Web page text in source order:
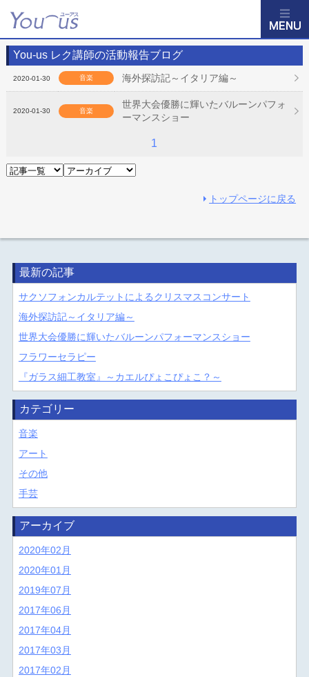
You-us レク講師の活動報告ブログ
2020-01-30 音楽 海外探訪記～イタリア編～
2020-01-30 音楽
世界大会優勝に輝いたバルーンパフォ
ーマンスショー
1
トップページに戻る
最新の記事
サクソフォンカルテットによるクリスマスコンサート
海外探訪記～イタリア編～
世界大会優勝に輝いたバルーンパフォーマンスショー
フラワーセラピー
『ガラス細工教室』～カエルぴょこぴょこ？～
カテゴリー
音楽
アート
その他
手芸
アーカイブ
2020年02月
2020年01月
2019年07月
2017年06月
2017年04月
2017年03月
2017年02月